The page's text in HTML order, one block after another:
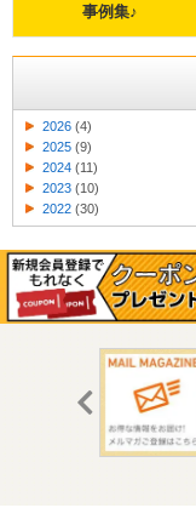
事例集♪
2026 (4)
2025 (9)
2024 (11)
2023 (10)
2022 (30)